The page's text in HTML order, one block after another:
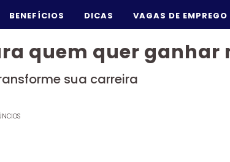
BENEFÍCIOS DICAS VAGAS DE EMPREGO
quem quer ganhar
sua carreira